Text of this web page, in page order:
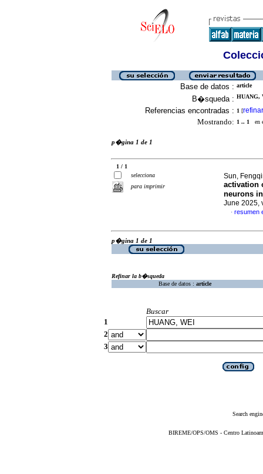
Base de datos : article
B�squeda : HUANG,
Referencias encontradas : 1 [refinar
Mostrando: 1 .. 1 en
p�gina 1 de 1
1 / 1
selecciona
para imprimir
Sun,
activation
neurons
June 2025,
· resumen
p�gina 1 de 1
Refinar la b�squeda
Base de datos : article
Buscar
1
2
3
Search
BIREME/OPS/OMS - Centro